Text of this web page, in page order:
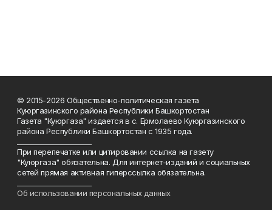
© 2015-2026 Общественно-политическая газета
Куюргазинского района Республики Башкортостан
Газета "Куюргаза" издается в с. Ермолаево Куюргазинского
района Республики Башкортостан с 1935 года.
При перепечатке или цитировании ссылка на газету
"Куюргаза" обязательна. Для интернет-изданий и социальных
сетей прямая активная гиперссылка обязательна.
Об использовании персональных данных